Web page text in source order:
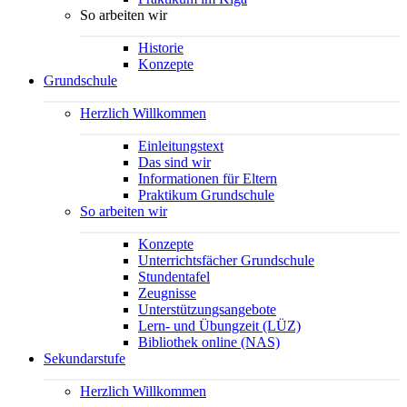
So arbeiten wir
Historie
Konzepte
Grundschule
Herzlich Willkommen
Einleitungstext
Das sind wir
Informationen für Eltern
Praktikum Grundschule
So arbeiten wir
Konzepte
Unterrichtsfächer Grundschule
Stundentafel
Zeugnisse
Unterstützungsangebote
Lern- und Übungzeit (LÜZ)
Bibliothek online (NAS)
Sekundarstufe
Herzlich Willkommen